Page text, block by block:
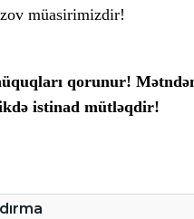
müasirimizdir!
qorunur!
istinad mütləqdir!